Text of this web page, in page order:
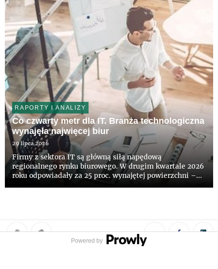
RAPORTY I ANALIZY
Co czwarty metr dla IT. Branża technologiczna
wynajęła najwięcej biur
29 lipca 2026
Firmy z sektora IT są główną siłą napędową
regionalnego rynku biurowego. W drugim kwartale 2026
roku odpowiadały za 25 proc. wynajętej powierzchni –
Powered by